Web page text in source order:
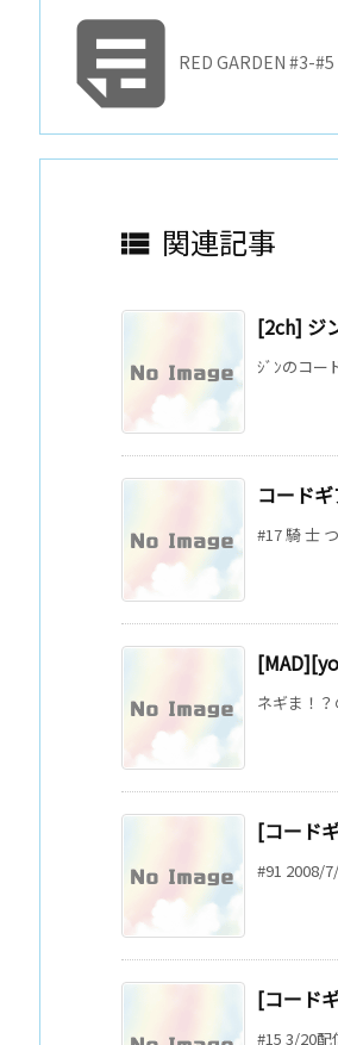
RED GARDEN #3-#5
 関連記事
[2ch] ジ
ｼﾞﾝのコー
コード
#17 騎 士
ネギま！
[コード
#91 2008/
[コード
#15 3/20配